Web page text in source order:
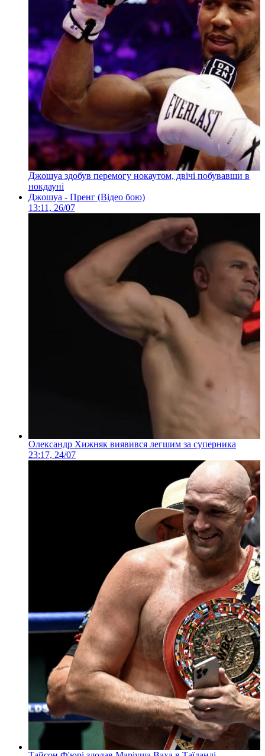
Джошуа здобув перемогу нокаутом, двічі побувавши в
нокдауні
Джошуа - Пренг (Відео бою)
13:11, 26/07
Олександр Хижняк виявився легшим за суперника
23:17, 24/07